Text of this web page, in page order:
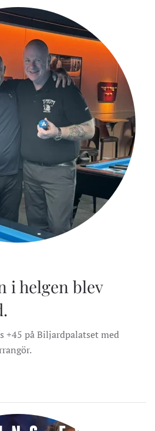
i helgen blev
+45 på Biljardpalatset med